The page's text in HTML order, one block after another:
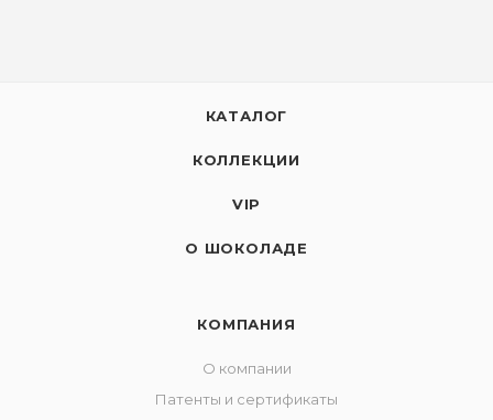
КАТАЛОГ
КОЛЛЕКЦИИ
VIP
О ШОКОЛАДЕ
КОМПАНИЯ
О компании
Патенты и сертификаты